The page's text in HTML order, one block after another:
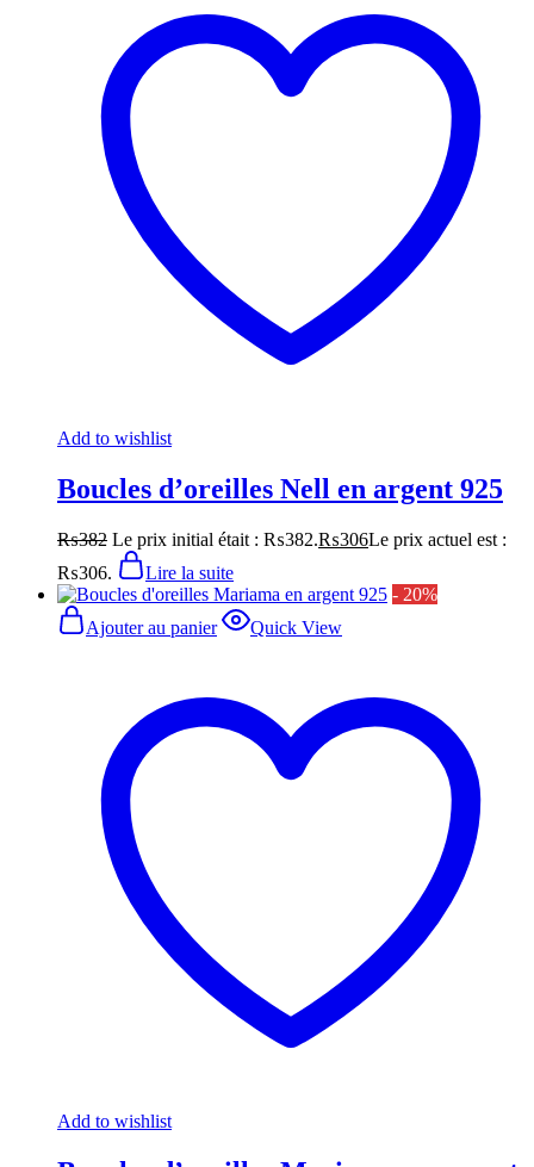
Add to wishlist
Boucles d’oreilles Nell en argent 925
₨382 Le prix initial était : ₨382.₨306Le prix actuel est :
₨306.
Lire la suite
- 20%
Ajouter au panier
Quick View
Add to wishlist